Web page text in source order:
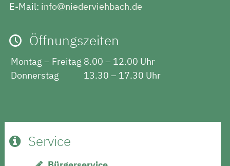
E-Mail: info@niederviehbach.de
Öffnungszeiten
Montag – Freitag 8.00 – 12.00 Uhr
Donnerstag
13.30 – 17.30 Uhr
Service